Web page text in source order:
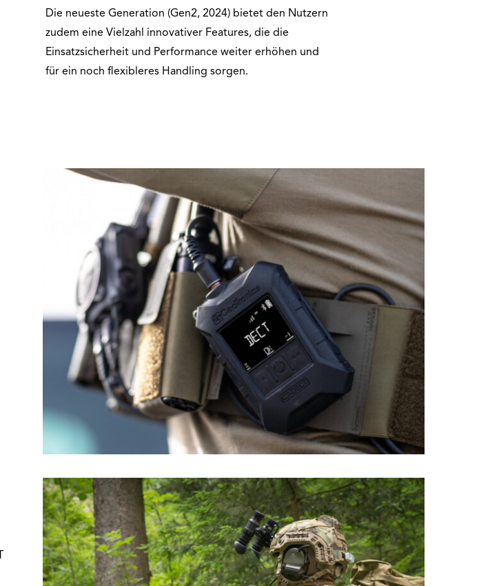
Die neueste Generation (Gen2, 2024) bietet den Nutzern
zudem eine Vielzahl innovativer Features, die die
Einsatzsicherheit und Performance weiter erhöhen und
für ein noch flexibleres Handling sorgen.